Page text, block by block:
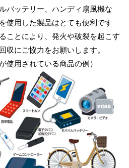
バッテリー、ハンディ扇風機な
使用した製品はとても便利です
ことにより、発火や破裂を起こす
収にご協力をお願いします。
用されている商品の例）